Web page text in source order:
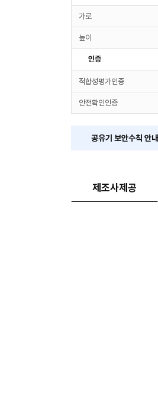
가로
높이
인증
적합성평가인증
안전확인인증
공유기 보안수칙 안내
제조사제공